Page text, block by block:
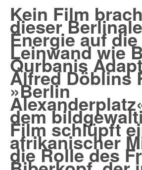
Kein Film
dieser
Energie auf die
Leinwand wie
Qurbanis
Alfred Döblins
»Berlin
dem
Film schlüpft
afrikanischer
die Rolle des